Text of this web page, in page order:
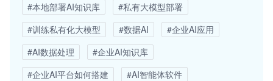
#本地部署AI知识库
#私有大模型部署
#训练私有化大模型
#数据AI
#企业AI应用
#AI数据处理
#企业AI知识库
#企业AI平台如何搭建
#AI智能体软件